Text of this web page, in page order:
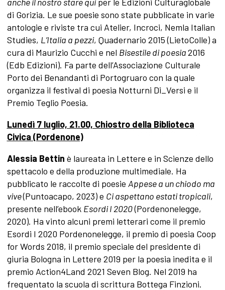
di Gorizia. Le sue poesie sono state pubblicate in varie
antologie e riviste tra cui Atelier, Incroci, Nemla Italian
Studies, L’Italia a pezzi, Quadernario 2015 (LietoColle) a
cura di Maurizio Cucchi e nel Bisestile di poesia2016
(Edb Edizioni). Fa parte dell’Associazione Culturale
Porto dei Benandanti di Portogruaro con la quale
organizza il festival di poesia Notturni Di_Versi e il
Premio Teglio Poesia.
Lunedì 7 luglio, 21.00, Chiostro della Biblioteca
Civica (Pordenone)
Alessia Bettin è laureata in Lettere e in Scienze dello
spettacolo e della produzione multimediale. Ha
pubblicato le raccolte di poesie Appese a un chiodo ma
vive(Puntoacapo, 2023) e Ci aspettano estati tropicali,
presente nell’ebook Esordi I 2020(Pordenonelegge,
2020). Ha vinto alcuni premi letterari come il premio
Esordi I 2020 Pordenonelegge, il premio di poesia Coop
for Words 2018, il premio speciale del presidente di
giuria Bologna in Lettere 2019 per la poesia inedita e il
premio Action4Land 2021 Seven Blog. Nel 2019 ha
frequentato la scuola di scrittura Bottega Finzioni.